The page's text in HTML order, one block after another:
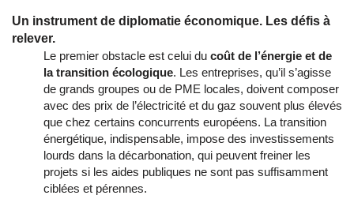
Un instrument de diplomatie économique. Les défis à
relever.
Le premier obstacle est celui du coût de l’énergie et de
la transition écologique. Les entreprises, qu’il s’agisse
de grands groupes ou de PME locales, doivent composer
avec des prix de l’électricité et du gaz souvent plus élevés
que chez certains concurrents européens. La transition
énergétique, indispensable, impose des investissements
lourds dans la décarbonation, qui peuvent freiner les
projets si les aides publiques ne sont pas suffisamment
ciblées et pérennes.